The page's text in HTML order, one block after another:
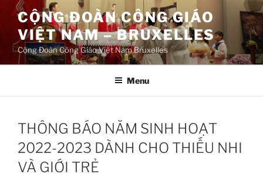
Aller
contenu
principal
CỘNG ĐOÀN CÔNG GIÁO
VIỆT NAM – BRUXELLES
Cộng Đoàn Công Giáo Việt Nam Bruxelles
Menu
THÔNG BÁO NĂM SINH HOẠT
2022-2023 DÀNH CHO THIẾU NHI
VÀ GIỚI TRẺ